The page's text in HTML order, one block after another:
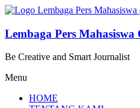
Lompat
konten
Lembaga Pers Mahasiswa
Be Creative and Smart Journalist
Menu
HOME